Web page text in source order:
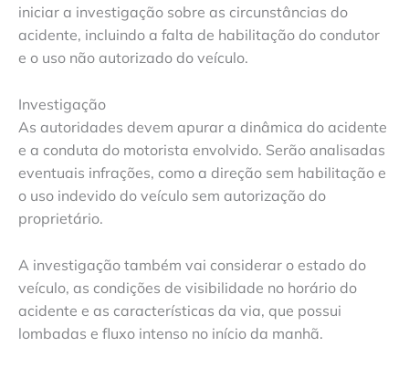
iniciar a investigação sobre as circunstâncias do
acidente, incluindo a falta de habilitação do condutor
e o uso não autorizado do veículo.
Investigação
As autoridades devem apurar a dinâmica do acidente
e a conduta do motorista envolvido. Serão analisadas
eventuais infrações, como a direção sem habilitação e
o uso indevido do veículo sem autorização do
proprietário.
A investigação também vai considerar o estado do
veículo, as condições de visibilidade no horário do
acidente e as características da via, que possui
lombadas e fluxo intenso no início da manhã.